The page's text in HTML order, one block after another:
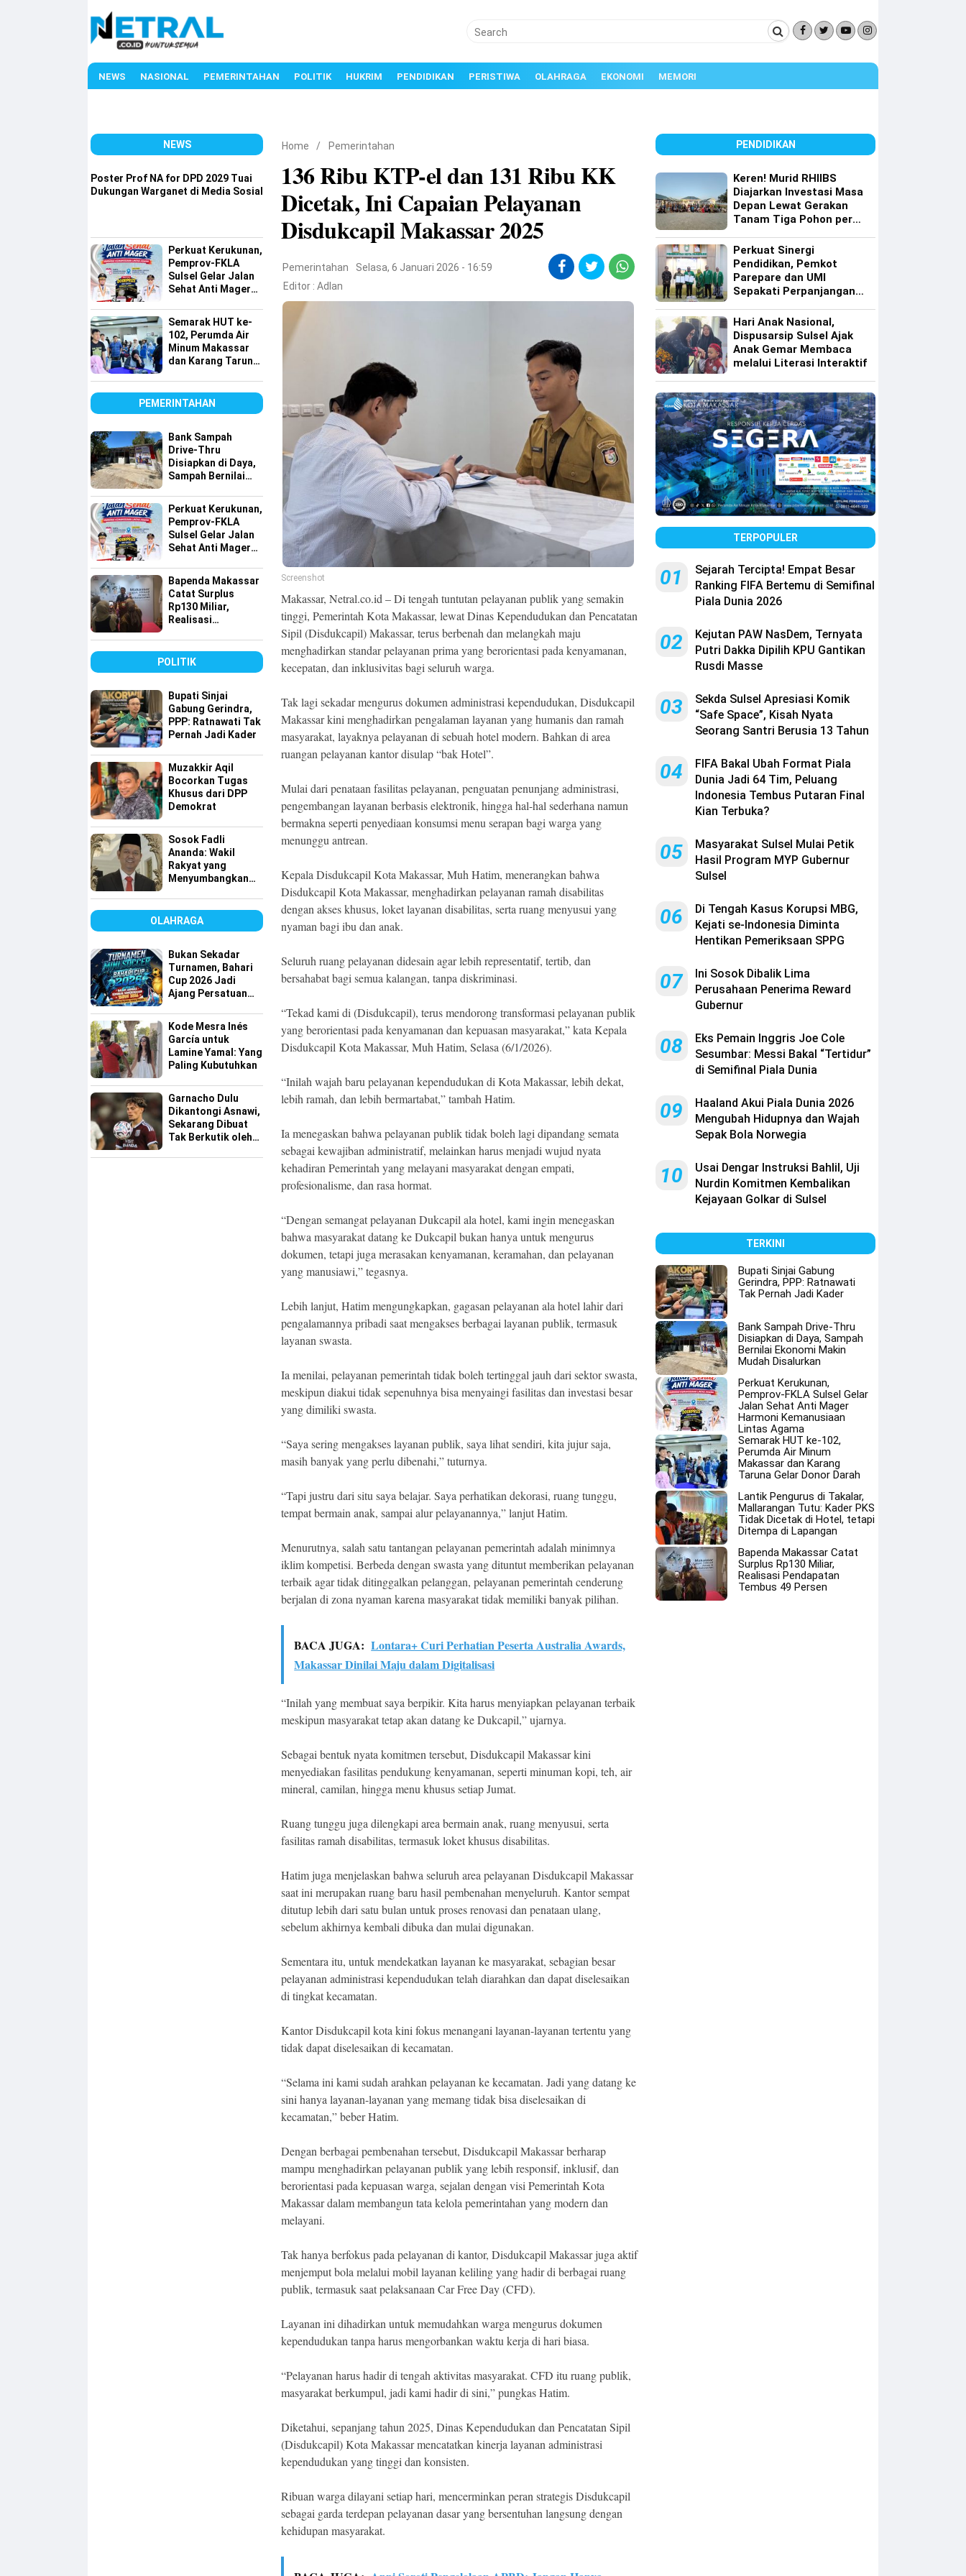
NEWS NASIONAL PEMERINTAHAN POLITIK HUKRIM PENDIDIKAN PERISTIWA OLAHRAGA EKONOMI MEMORI
NEWS
Poster Prof NA for DPD 2029 Tuai
Dukungan Warganet di Media Sosial
Perkuat Kerukunan,
Pemprov-FKLA
Sulsel Gelar Jalan
Sehat Anti Mager
Lintas Agama
Semarak HUT ke-
102, Perumda Air
Minum Makassar
dan Karang Taruna
PEMERINTAHAN
Bank Sampah
Drive-Thru
Disiapkan di Daya,
Sampah Bernilai
Perkuat Kerukunan,
Pemprov-FKLA
Sulsel Gelar Jalan
Sehat Anti Mager
Lintas Agama
Bapenda Makassar
Catat Surplus
Rp130 Miliar,
Realisasi
POLITIK
Bupati Sinjai
Gabung Gerindra,
PPP: Ratnawati Tak
Pernah Jadi Kader
Muzakkir Aqil
Bocorkan Tugas
Khusus dari DPP
Demokrat
Sosok Fadli
Ananda: Wakil
Rakyat yang
Menyumbangkan
Kurang Mampu
OLAHRAGA
Bukan Sekadar
Turnamen, Bahari
Cup 2026 Jadi
Ajang Persatuan
Sinjai
Kode Mesra Inés
García untuk
Lamine Yamal: Yang
Paling Kubutuhkan
Garnacho Dulu
Dikantongi Asnawi,
Sekarang Dibuat
Tak Berkutik oleh
Home / Pemerintahan
136 Ribu KTP-el dan 131 Ribu KK
Dicetak, Ini Capaian Pelayanan
Disdukcapil Makassar 2025
Pemerintahan
Selasa, 6 Januari 2026 - 16:59
Editor :Adlan
Screenshot
Makassar, Netral.co.id – Di tengah tuntutan pelayanan publik yang semakin
tinggi, Pemerintah Kota Makassar, lewat Dinas Kependudukan dan Pencatatan
Sipil (Disdukcapil) Makassar, terus berbenah dan melangkah maju
menghadirkan standar pelayanan prima yang berorientasi pada kenyamanan,
kecepatan, dan inklusivitas bagi seluruh warga.
Tak lagi sekadar mengurus dokumen administrasi kependudukan, Disdukcapil
Makassar kini menghadirkan pengalaman layanan yang humanis dan ramah
masyarakat, layaknya pelayanan di sebuah hotel modern. Bahkan di area
ruangan pelayanan kantor disulap “bak Hotel”.
Mulai dari penataan fasilitas pelayanan, penguatan penunjang administrasi,
pengembangan layanan berbasis elektronik, hingga hal-hal sederhana namun
bermakna seperti penyediaan konsumsi menu serapan bagi warga yang
menunggu antrean.
Kepala Disdukcapil Kota Makassar, Muh Hatim, menerangkan bahwa
Disdukcapil Kota Makassar, menghadirkan pelayanan ramah disabilitas
dengan akses khusus, loket layanan disabilitas, serta ruang menyusui yang
nyaman bagi ibu dan anak.
Seluruh ruang pelayanan didesain agar lebih representatif, tertib, dan
bersahabat bagi semua kalangan, tanpa diskriminasi.
“Tekad kami di (Disdukcapil), terus mendorong transformasi pelayanan publik
yang berorientasi pada kenyamanan dan kepuasan masyarakat,” kata Kepala
Disdukcapil Kota Makassar, Muh Hatim, Selasa (6/1/2026).
“Inilah wajah baru pelayanan kependudukan di Kota Makassar, lebih dekat,
lebih ramah, dan lebih bermartabat,” tambah Hatim.
Ia menegaskan bahwa pelayanan publik tidak boleh lagi dipandang semata
sebagai kewajiban administratif, melainkan harus menjadi wujud nyata
kehadiran Pemerintah yang melayani masyarakat dengan empati,
profesionalisme, dan rasa hormat.
“Dengan semangat pelayanan Dukcapil ala hotel, kami ingin menegaskan
bahwa masyarakat datang ke Dukcapil bukan hanya untuk mengurus
dokumen, tetapi juga merasakan kenyamanan, keramahan, dan pelayanan
yang manusiawi,” tegasnya.
Lebih lanjut, Hatim mengungkapkan, gagasan pelayanan ala hotel lahir dari
pengalamannya pribadi saat mengakses berbagai layanan publik, termasuk
layanan swasta.
Ia menilai, pelayanan pemerintah tidak boleh tertinggal jauh dari sektor swasta,
meskipun diakui tidak sepenuhnya bisa menyaingi fasilitas dan investasi besar
yang dimiliki swasta.
“Saya sering mengakses layanan publik, saya lihat sendiri, kita jujur saja,
masih banyak yang perlu dibenahi,” tuturnya.
“Tapi justru dari situ saya belajar. Saya perhatikan dekorasi, ruang tunggu,
tempat bermain anak, sampai alur pelayanannya,” lanjut Hatim.
Menurutnya, salah satu tantangan pelayanan pemerintah adalah minimnya
iklim kompetisi. Berbeda dengan swasta yang dituntut memberikan pelayanan
terbaik agar tidak ditinggalkan pelanggan, pelayanan pemerintah cenderung
berjalan di zona nyaman karena masyarakat tidak memiliki banyak pilihan.
BACA JUGA: Lontara+ Curi Perhatian Peserta Australia Awards,
Makassar Dinilai Maju dalam Digitalisasi
“Inilah yang membuat saya berpikir. Kita harus menyiapkan pelayanan terbaik
meskipun masyarakat tetap akan datang ke Dukcapil,” ujarnya.
Sebagai bentuk nyata komitmen tersebut, Disdukcapil Makassar kini
menyediakan fasilitas pendukung kenyamanan, seperti minuman kopi, teh, air
mineral, camilan, hingga menu khusus setiap Jumat.
Ruang tunggu juga dilengkapi area bermain anak, ruang menyusui, serta
fasilitas ramah disabilitas, termasuk loket khusus disabilitas.
Hatim juga menjelaskan bahwa seluruh area pelayanan Disdukcapil Makassar
saat ini merupakan ruang baru hasil pembenahan menyeluruh. Kantor sempat
ditutup lebih dari satu bulan untuk proses renovasi dan penataan ulang,
sebelum akhirnya kembali dibuka dan mulai digunakan.
Sementara itu, untuk mendekatkan layanan ke masyarakat, sebagian besar
pelayanan administrasi kependudukan telah diarahkan dan dapat diselesaikan
di tingkat kecamatan.
Kantor Disdukcapil kota kini fokus menangani layanan-layanan tertentu yang
tidak dapat diselesaikan di kecamatan.
“Selama ini kami sudah arahkan pelayanan ke kecamatan. Jadi yang datang ke
sini hanya layanan-layanan yang memang tidak bisa diselesaikan di
kecamatan,” beber Hatim.
Dengan berbagai pembenahan tersebut, Disdukcapil Makassar berharap
mampu menghadirkan pelayanan publik yang lebih responsif, inklusif, dan
berorientasi pada kepuasan warga, sejalan dengan visi Pemerintah Kota
Makassar dalam membangun tata kelola pemerintahan yang modern dan
melayani.
Tak hanya berfokus pada pelayanan di kantor, Disdukcapil Makassar juga aktif
menjemput bola melalui mobil layanan keliling yang hadir di berbagai ruang
publik, termasuk saat pelaksanaan Car Free Day (CFD).
Layanan ini dihadirkan untuk memudahkan warga mengurus dokumen
kependudukan tanpa harus mengorbankan waktu kerja di hari biasa.
“Pelayanan harus hadir di tengah aktivitas masyarakat. CFD itu ruang publik,
masyarakat berkumpul, jadi kami hadir di sini,” pungkas Hatim.
Diketahui, sepanjang tahun 2025, Dinas Kependudukan dan Pencatatan Sipil
(Disdukcapil) Kota Makassar mencatatkan kinerja layanan administrasi
kependudukan yang tinggi dan konsisten.
Ribuan warga dilayani setiap hari, mencerminkan peran strategis Disdukcapil
sebagai garda terdepan pelayanan dasar yang bersentuhan langsung dengan
kehidupan masyarakat.
PENDIDIKAN
Keren! Murid RHIIBS
Diajarkan Investasi Masa
Depan Lewat Gerakan
Tanam Tiga Pohon per
Perkuat Sinergi
Pendidikan, Pemkot
Parepare dan UMI
Sepakati Perpanjangan
Perguruan Tinggi
Hari Anak Nasional,
Dispusarsip Sulsel Ajak
Anak Gemar Membaca
melalui Literasi Interaktif
TERPOPULER
01
Sejarah Tercipta! Empat Besar
Ranking FIFA Bertemu di Semifinal
Piala Dunia 2026
02
Kejutan PAW NasDem, Ternyata
Putri Dakka Dipilih KPU Gantikan
Rusdi Masse
03
Sekda Sulsel Apresiasi Komik
“Safe Space”, Kisah Nyata
Seorang Santri Berusia 13 Tahun
04
FIFA Bakal Ubah Format Piala
Dunia Jadi 64 Tim, Peluang
Indonesia Tembus Putaran Final
Kian Terbuka?
05
Masyarakat Sulsel Mulai Petik
Hasil Program MYP Gubernur
Sulsel
06
Di Tengah Kasus Korupsi MBG,
Kejati se-Indonesia Diminta
Hentikan Pemeriksaan SPPG
07
Ini Sosok Dibalik Lima
Perusahaan Penerima Reward
Gubernur
08
Eks Pemain Inggris Joe Cole
Sesumbar: Messi Bakal “Tertidur”
di Semifinal Piala Dunia
09
Haaland Akui Piala Dunia 2026
Mengubah Hidupnya dan Wajah
Sepak Bola Norwegia
10
Usai Dengar Instruksi Bahlil, Uji
Nurdin Komitmen Kembalikan
Kejayaan Golkar di Sulsel
TERKINI
Bupati Sinjai Gabung
Gerindra, PPP: Ratnawati
Tak Pernah Jadi Kader
Bank Sampah Drive-Thru
Disiapkan di Daya, Sampah
Bernilai Ekonomi Makin
Mudah Disalurkan
Perkuat Kerukunan,
Pemprov-FKLA Sulsel Gelar
Jalan Sehat Anti Mager
Harmoni Kemanusiaan
Lintas Agama
Semarak HUT ke-102,
Perumda Air Minum
Makassar dan Karang
Taruna Gelar Donor Darah
Lantik Pengurus di Takalar,
Mallarangan Tutu: Kader PKS
Tidak Dicetak di Hotel, tetapi
Ditempa di Lapangan
Bapenda Makassar Catat
Surplus Rp130 Miliar,
Realisasi Pendapatan
Tembus 49 Persen